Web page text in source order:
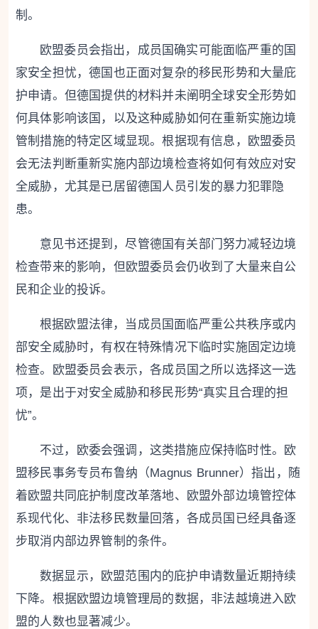
制。
欧盟委员会指出，成员国确实可能面临严重的国
家安全担忧，德国也正面对复杂的移民形势和大量庇
护申请。但德国提供的材料并未阐明全球安全形势如
何具体影响该国，以及这种威胁如何在重新实施边境
管制措施的特定区域显现。根据现有信息，欧盟委员
会无法判断重新实施内部边境检查将如何有效应对安
全威胁，尤其是已居留德国人员引发的暴力犯罪隐
患。
意见书还提到，尽管德国有关部门努力减轻边境
检查带来的影响，但欧盟委员会仍收到了大量来自公
民和企业的投诉。
根据欧盟法律，当成员国面临严重公共秩序或内
部安全威胁时，有权在特殊情况下临时实施固定边境
检查。欧盟委员会表示，各成员国之所以选择这一选
项，是出于对安全威胁和移民形势“真实且合理的担
忧”。
不过，欧委会强调，这类措施应保持临时性。欧
盟移民事务专员布鲁纳（Magnus Brunner）指出，随
着欧盟共同庇护制度改革落地、欧盟外部边境管控体
系现代化、非法移民数量回落，各成员国已经具备逐
步取消内部边界管制的条件。
数据显示，欧盟范围内的庇护申请数量近期持续
下降。根据欧盟边境管理局的数据，非法越境进入欧
盟的人数也显著减少。